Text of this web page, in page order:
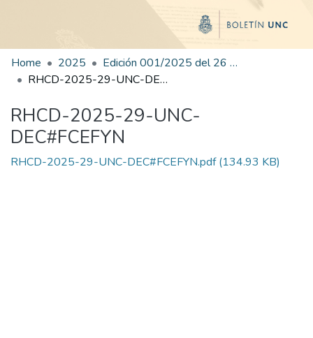
Home 2025
Edición 001/2025 del 26 de mayo de 2025
RHCD-2025-29-UNC-DEC#FCEFYN
RHCD-2025-29-UNC-
DEC#FCEFYN
RHCD-2025-29-UNC-DEC#FCEFYN.pdf(134.93 KB)